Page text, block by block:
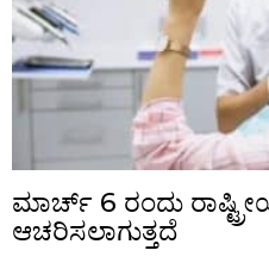
ಮಾರ್ಚ್ 6 ರಂದು
ಆಚರಿಸಲಾಗುತ್ತದೆ